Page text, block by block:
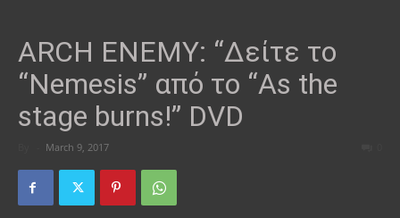
ARCH ENEMY: “Δείτε το
“Nemesis” από το “As the
stage burns!” DVD
March 9, 2017